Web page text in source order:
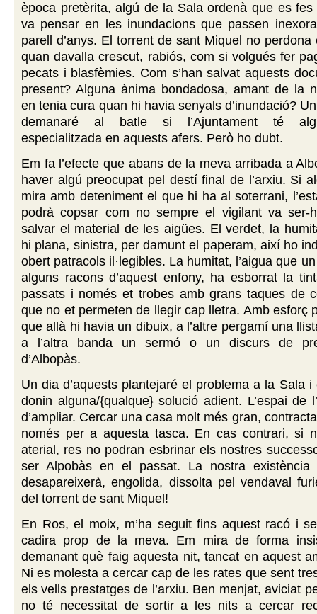
època pretèrita, algú de la Sala ordenà que es
va pensar en les inundacions que passen
parell d’anys. El torrent de sant Miquel no perdona
quan davalla crescut, rabiós, com si volgués fer
pecats i blasfèmies. Com s’han salvat aquests
present? Alguna ànima bondadosa, amant de la
en tenia cura quan hi havia senyals d’inundació?
demanaré al batle si l’Ajuntament té
especialitzada en aquests afers. Però ho dubt.
Em fa l’efecte que abans de la meva arribada a
haver algú preocupat pel destí final de l’arxiu. Si
mira amb deteniment el que hi ha al soterrani,
podrà copsar com no sempre el vigilant va ser-
salvar el material de les aigües. El verdet, la
hi plana, sinistra, per damunt el paperam, així ho
obert patracols il·legibles. La humitat, l’aigua que
alguns racons d’aquest enfony, ha esborrat la
passats i només et trobes amb grans taques de
que no et permeten de llegir cap lletra. Amb esforç
que allà hi havia un dibuix, a l’altre pergamí una
a l’altra banda un sermó o un discurs de
d’Albopàs.
Un dia d’aquests plantejaré el problema a la Sala
donin alguna/{qualque} solució adient. L’espai de
d’ampliar. Cercar una casa molt més gran,
només per a aquesta tasca. En cas contrari, si
aterial, res no podran esbrinar els nostres
ser Alpobàs en el passat. La nostra
desapareixerà, engolida, dissolta pel vendaval
del torrent de sant Miquel!
En Ros, el moix, m’ha seguit fins aquest racó i
cadira prop de la meva. Em mira de forma
demanant què faig aquesta nit, tancat en aquest
Ni es molesta a cercar cap de les rates que sent
els vells prestatges de l’arxiu. Ben menjat, aviciat
no té necessitat de sortir a les nits a cercar